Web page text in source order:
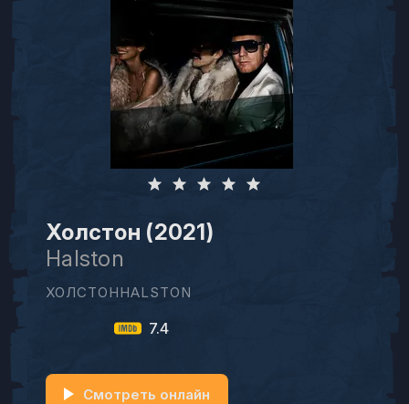
Холстон (2021)
Halston
ХОЛСТОНHALSTON
7.4
Смотреть онлайн